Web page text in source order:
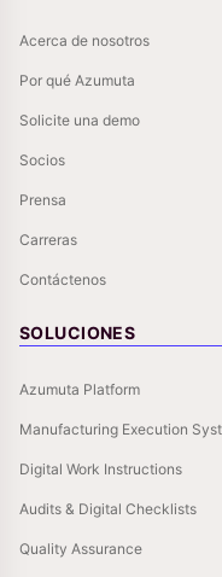
Acerca de nosotros
Por qué Azumuta
Solicite una demo
Socios
Prensa
Carreras
Contáctenos
SOLUCIONES
Azumuta Platform
Manufacturing Execution
Digital Work Instructions
Audits & Digital Checklists
Quality Assurance